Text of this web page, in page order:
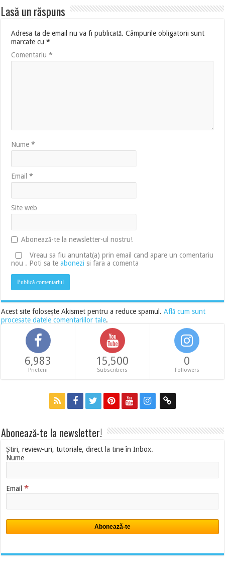
Lasă un răspuns
Adresa ta de email nu va fi publicată. Câmpurile obligatorii sunt
marcate cu*
Comentariu*
Nume*
Email*
Site web
Abonează-te la newsletter-ul nostru!
Vreau sa fiu anuntat(a) prin email cand apare un comentariu
nou . Poti sa teabonezi si fara a comenta
Acest site folosește Akismet pentru a reduce spamul.Află cum sunt
procesate datele comentariilor tale.
6,983
Prieteni
15,500
Subscribers
0
Followers
Abonează-te la newsletter!
Știri, review-uri, tutoriale, direct la tine în Inbox.
Nume
Email*